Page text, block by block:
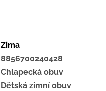
Zima
8856700240428
Chlapecká obuv
Dětská zimní obuv